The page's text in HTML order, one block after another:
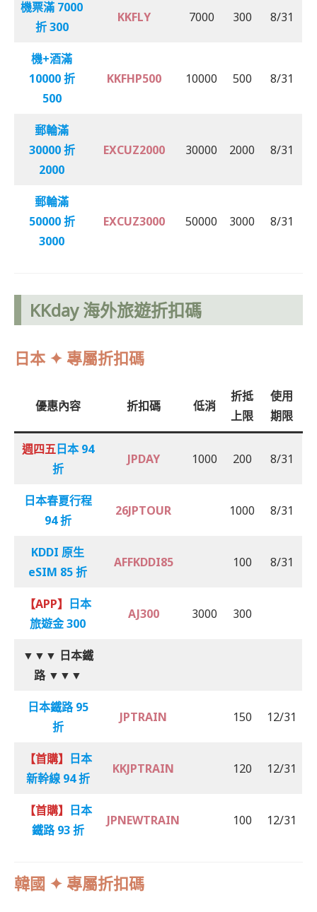
機票滿 7000
折 300
KKFLY 7000 300 8/31
機+酒滿
10000 折
500
KKFHP500 10000 500 8/31
郵輪滿
30000 折
2000
EXCUZ2000 30000 2000 8/31
郵輪滿
50000 折
3000
EXCUZ3000 50000 3000 8/31
KKday 海外旅遊折扣碼
日本 ✦ 專屬折扣碼
優惠內容 折扣碼 低消
折抵
上限
使用
期限
週四五日本 94
折
JPDAY 1000 200 8/31
日本春夏行程
94 折
26JPTOUR 1000 8/31
KDDI 原生
eSIM 85 折
AFFKDDI85 100 8/31
【APP】 日本
旅遊金 300
AJ300 3000 300
▼▼▼ 日本鐵
路▼▼▼
日本鐵路 95
折
JPTRAIN 150 12/31
【首購】 日本
新幹線 94 折
KKJPTRAIN 120 12/31
【首購】 日本
鐵路 93 折
JPNEWTRAIN 100 12/31
韓國 ✦ 專屬折扣碼